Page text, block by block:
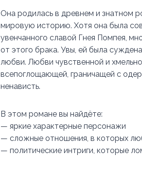
Она родилась в древнем и знатном
мировую историю. Хотя она была
увенчанного славой Гнея Помпея,
от этого брака. Увы, ей была
любви. Любви чувственной и
всепоглощающей, граничащей с
ненависть.
В этом романе вы найдёте:
— яркие характерные персонажи
— сложные отношения, в которых
— политические интриги, которые